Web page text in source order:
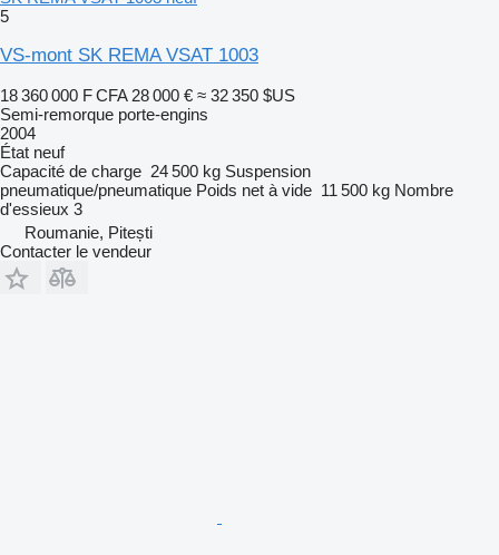
5
VS-mont SK REMA VSAT 1003
18 360 000 F CFA 28 000 € ≈ 32 350 $US
Semi-remorque porte-engins
2004
État neuf
Capacité de charge 24 500 kg Suspension
pneumatique/pneumatique Poids net à vide 11 500 kg Nombre
d'essieux 3
Roumanie, Pitești
Contacter le vendeur